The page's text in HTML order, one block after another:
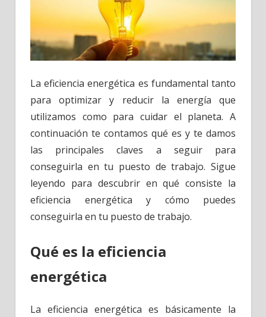
La eficiencia energética es fundamental tanto
para optimizar y reducir la energía que
utilizamos como para cuidar el planeta. A
continuación te contamos qué es y te damos
las principales claves a seguir para
conseguirla en tu puesto de trabajo. Sigue
leyendo para descubrir en qué consiste la
eficiencia energética y cómo puedes
conseguirla en tu puesto de trabajo.
Qué es la eficiencia
energética
La eficiencia energética es básicamente la